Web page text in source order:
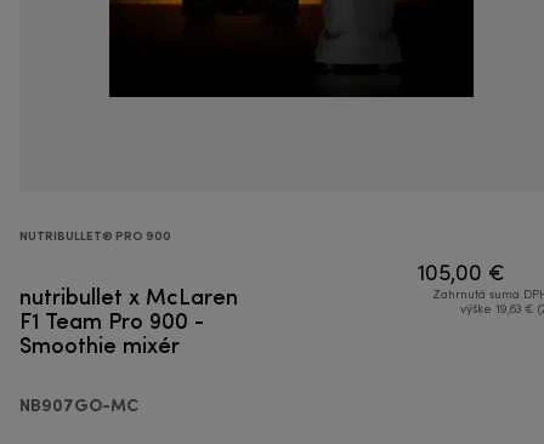
NUTRIBULLET® PRO 900
nutribullet x McLaren
F1 Team Pro 900 -
Smoothie mixér
NB907GO-MC
105,00 €
Zahrnutá suma
výške 19,63 €